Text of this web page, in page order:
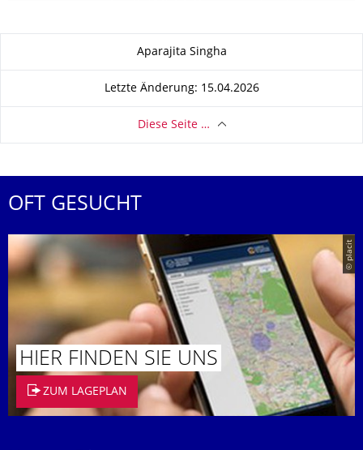
Aparajita Singha
Letzte Änderung: 15.04.2026
Diese Seite …
OFT GESUCHT
© placit
HIER FINDEN SIE UNS
ZUM LAGEPLAN